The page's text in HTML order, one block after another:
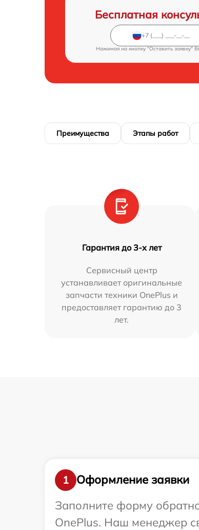
Бесплатная
Нажимая на кнопку "Оставить заявку"
Преимущества Этапы работ
Гарантия до 3-х лет
Сервисный центр
устанавливает оригинальные
запчасти техники OnePlus и
предоставляет гарантию до 3
лет.
1
Оформление заявки
Заполните форму
OnePlus. Наш менеджер